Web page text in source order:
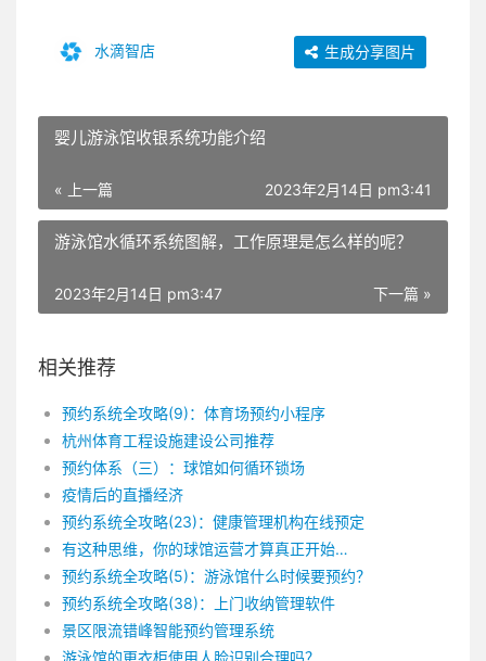
水滴智店 生成分享图片
婴儿游泳馆收银系统功能介绍
« 上一篇 2023年2月14日 pm3:41
游泳馆水循环系统图解，工作原理是怎么样的呢？
下一篇 »
2023年2月14日 pm3:47
相关推荐
预约系统全攻略(9)：体育场预约小程序
杭州体育工程设施建设公司推荐
预约体系（三）：球馆如何循环锁场
疫情后的直播经济
预约系统全攻略(23)：健康管理机构在线预定
有这种思维，你的球馆运营才算真正开始…
预约系统全攻略(5)：游泳馆什么时候要预约？
预约系统全攻略(38)：上门收纳管理软件
景区限流错峰智能预约管理系统